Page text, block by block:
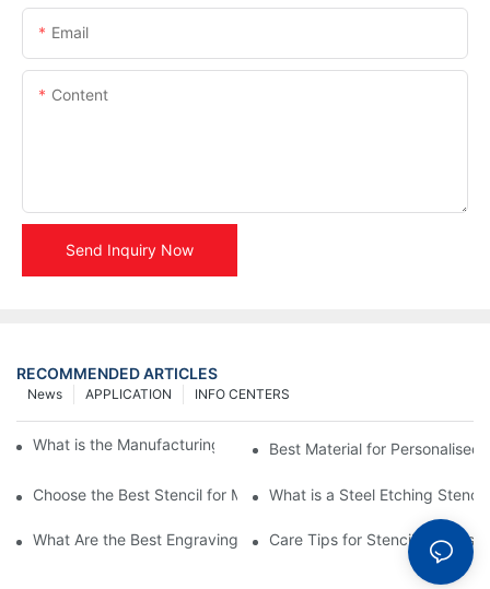
Email
Content
Send Inquiry Now
RECOMMENDED ARTICLES
INFO CENTERS
APPLICATION
News
What is the Manufacturing Process of Metal Stencils?
Best Material for Personalised
Choose the Best Stencil for Metal Engraving to Enhance Your
What is a Steel Etching
What Are the Best Engraving Stencils for Metal?Care Tips for Stencil Stainless